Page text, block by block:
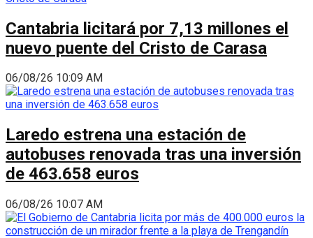
Cantabria licitará por 7,13 millones el
nuevo puente del Cristo de Carasa
06/08/26 10:09 AM
Laredo estrena una estación de
autobuses renovada tras una inversión
de 463.658 euros
06/08/26 10:07 AM